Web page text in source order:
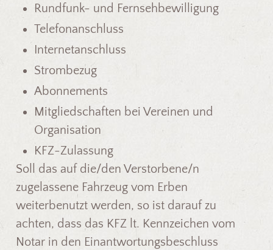
Rundfunk- und Fernsehbewilligung
Telefonanschluss
Internetanschluss
Strombezug
Abonnements
Mitgliedschaften bei Vereinen und
Organisation
KFZ-Zulassung
Soll das auf die/den Verstorbene/n
zugelassene Fahrzeug vom Erben
weiterbenutzt werden, so ist darauf zu
achten, dass das KFZ lt. Kennzeichen vom
Notar in den Einantwortungsbeschluss